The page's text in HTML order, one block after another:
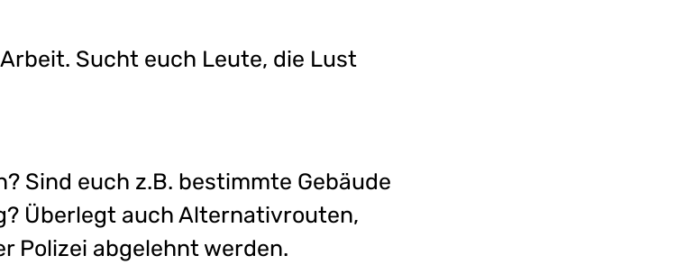
Sucht euch Leute, die Lust
Sind euch z.B. bestimmte Gebäude
Überlegt auch Alternativrouten,
Polizei abgelehnt werden.